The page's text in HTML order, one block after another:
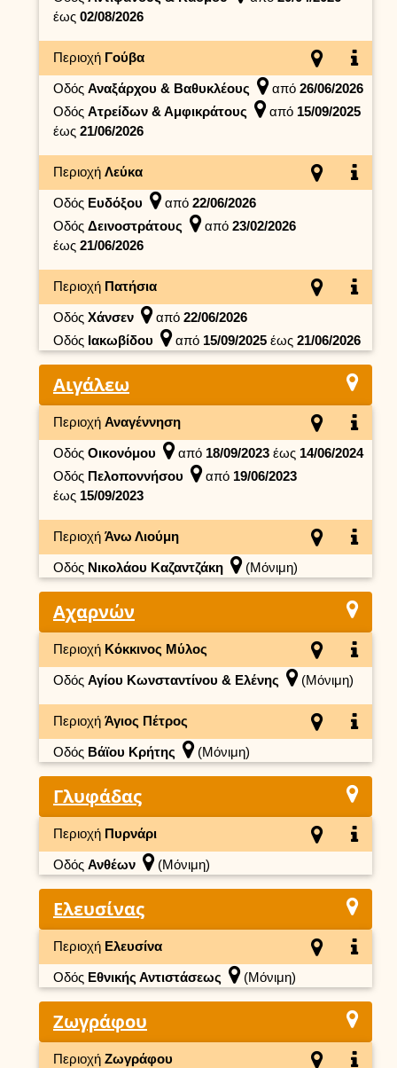
έως 02/08/2026
Περιοχή Γούβα
Οδός Αναξάρχου & Βαθυκλέους από 26/06/2026
Οδός Ατρείδων & Αμφικράτους από 15/09/2025
έως 21/06/2026
Περιοχή Λεύκα
Οδός Ευδόξου από 22/06/2026
Οδός Δεινοστράτους από 23/02/2026
έως 21/06/2026
Περιοχή Πατήσια
Οδός Χάνσεν από 22/06/2026
Οδός Ιακωβίδου από 15/09/2025 έως 21/06/2026
Αιγάλεω
Περιοχή Αναγέννηση
Οδός Οικονόμου από 18/09/2023 έως 14/06/2024
Οδός Πελοποννήσου από 19/06/2023
έως 15/09/2023
Περιοχή Άνω Λιούμη
Οδός Νικολάου Καζαντζάκη (Μόνιμη)
Αχαρνών
Περιοχή Κόκκινος Μύλος
Οδός Αγίου Κωνσταντίνου & Ελένης (Μόνιμη)
Περιοχή Άγιος Πέτρος
Οδός Βάϊου Κρήτης (Μόνιμη)
Γλυφάδας
Περιοχή Πυρνάρι
Οδός Ανθέων (Μόνιμη)
Ελευσίνας
Περιοχή Ελευσίνα
Οδός Εθνικής Αντιστάσεως (Μόνιμη)
Ζωγράφου
Περιοχή Ζωγράφου